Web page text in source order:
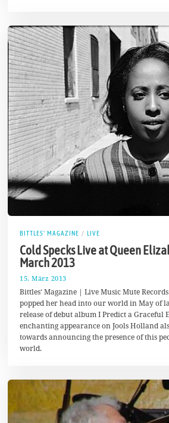
BITTLES' MAGAZINE / LIVE
Cold Specks Live at Queen
March 2013
15. März 2013
.
S
e
p
t
e
2
0
1
7
Bittles‘ Magazine | Live Music Mute
popped her head into our world in May of
release of debut album I Predict a Graceful
enchanting appearance on Jools Holland
towards announcing the presence of this
world.